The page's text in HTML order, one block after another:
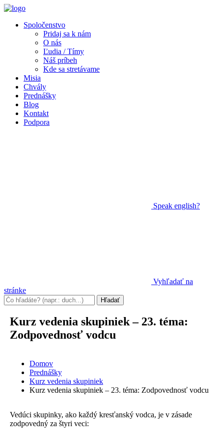
Spoločenstvo
Pridaj sa k nám
O nás
Ľudia / Tímy
Náš príbeh
Kde sa stretávame
Misia
Chvály
Prednášky
Blog
Kontakt
Podpora
Speak english?
Vyhľadať na
stránke
Kurz vedenia skupiniek – 23. téma:
Zodpovednosť vodcu
Domov
Prednášky
Kurz vedenia skupiniek
Kurz vedenia skupiniek – 23. téma: Zodpovednosť vodcu
Vedúci skupinky, ako každý kresťanský vodca, je v zásade
zodpovedný za štyri veci: